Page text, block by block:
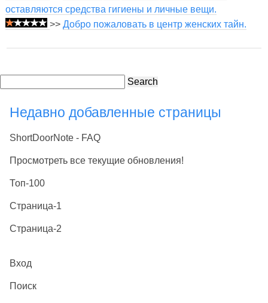
оставляются средства гигиены и личные вещи.
>> Добро пожаловать в центр женских тайн.
Search
Недавно добавленные страницы
ShortDoorNote - FAQ
Просмотреть все текущие обновления!
Топ-100
Страница-1
Страница-2
Вход
Поиск